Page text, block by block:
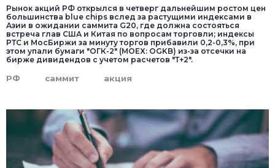
Рынок акций РФ открылся в четверг дальнейшим ростом цен
большинства blue chips вслед за растущими индексами в
Азии в ожидании саммита G20, где должна состояться
встреча глав США и Китая по вопросам торговли; индексы
РТС и МосБиржи за минуту торгов прибавили 0,2-0,3%, при
этом упали бумаги "ОГК-2" (MOEX: OGKB) из-за отсечки на
бирже дивидендов с учетом расчетов "Т+2".
РФ саммит акция